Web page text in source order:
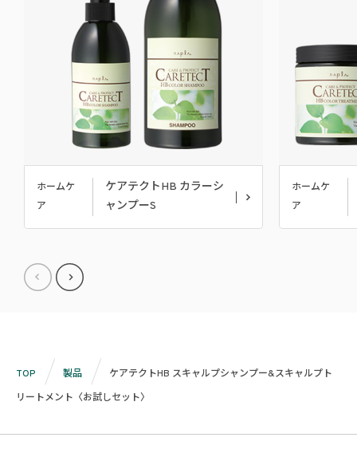
ホームケ
ア
ケアテクトHB カラーシ
ャンプーS
ホームケ
ア
TOP 製品
ケアテクトHB スキャルプシャンプー&スキャルプト
リートメント〈お試しセット〉